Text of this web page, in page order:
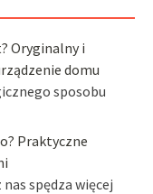
Oryginalny i
domu
sposobu
Praktyczne
spędza więcej